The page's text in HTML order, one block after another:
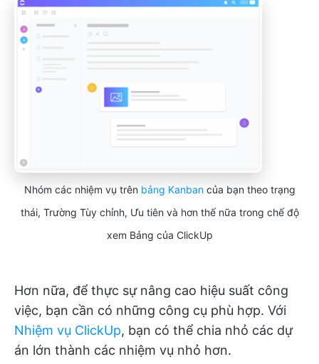
Nhóm các nhiệm vụ trên bảng Kanbancủa bạn theo trạng
thái, Trường Tùy chỉnh, Ưu tiên và hơn thế nữa trong chế độ
xem Bảng của ClickUp
Hơn nữa, để thực sự nâng cao hiệu suất công
việc, bạn cần có những công cụ phù hợp. Với
Nhiệm vụ ClickUp, bạn có thể chia nhỏ các dự
án lớn thành các nhiệm vụ nhỏ hơn.